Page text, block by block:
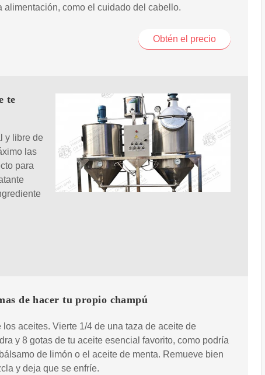
alimentación, como el cuidado del cabello.
Obtén el precio
te
y libre de
las
para
de hacer tu propio champú
los aceites. Vierte 1/4 de una taza de aceite de
y 8 gotas de tu aceite esencial favorito, como podría
de limón o el aceite de menta. Remueve bien
y deja que se enfríe.